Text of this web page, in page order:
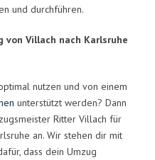
und durchführen.
Villach nach Karlsruhe
nutzen und von einem
unterstützt werden? Dann
Ritter Villach für
an. Wir stehen dir mit
dass dein Umzug